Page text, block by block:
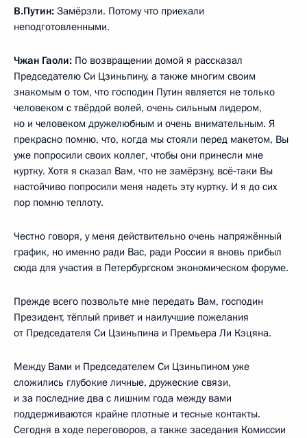
В.Путин: Замёрзли. Потому что приехали
неподготовленными.
Чжан Гаоли: По возвращении домой я рассказал
Председателю Си Цзиньпину, а также многим своим
знакомым о том, что господин Путин является не только
человеком с твёрдой волей, очень сильным лидером,
но и человеком дружелюбным и очень внимательным. Я
прекрасно помню, что, когда мы стояли перед макетом, Вы
уже попросили своих коллег, чтобы они принесли мне
куртку. Хотя я сказал Вам, что не замёрзну, всё‑таки Вы
настойчиво попросили меня надеть эту куртку. И я до сих
пор помню теплоту.
Честно говоря, у меня действительно очень напряжённый
график, но именно ради Вас, ради России я вновь прибыл
сюда для участия в Петербургском экономическом форуме.
Прежде всего позвольте мне передать Вам, господин
Президент, тёплый привет и наилучшие пожелания
от Председателя Си Цзиньпина и Премьера Ли Кэцяна.
Между Вами и Председателем Си Цзиньпином уже
сложились глубокие личные, дружеские связи,
и за последние два с лишним года между вами
поддерживаются крайне плотные и тесные контакты.
Сегодня в ходе переговоров, а также заседания Комиссии